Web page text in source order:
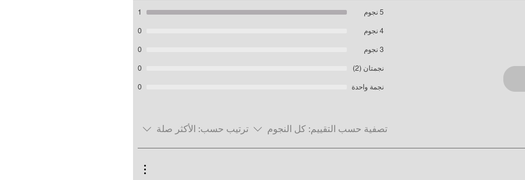
5 نجوم 1
4 نجوم 0
3 نجوم 0
نجمتان (2) 0
نجمة واحدة 0
تصفية حسب التقييم: كل النجوم ترتيب حسب: الأكثر صلة